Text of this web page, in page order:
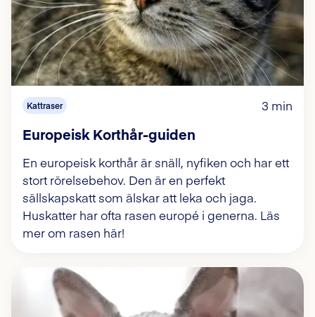
Kattraser 3 min
Europeisk Korthår-guiden
En europeisk korthår är snäll, nyfiken och har ett
stort rörelsebehov. Den är en perfekt
sällskapskatt som älskar att leka och jaga.
Huskatter har ofta rasen europé i generna. Läs
mer om rasen här!